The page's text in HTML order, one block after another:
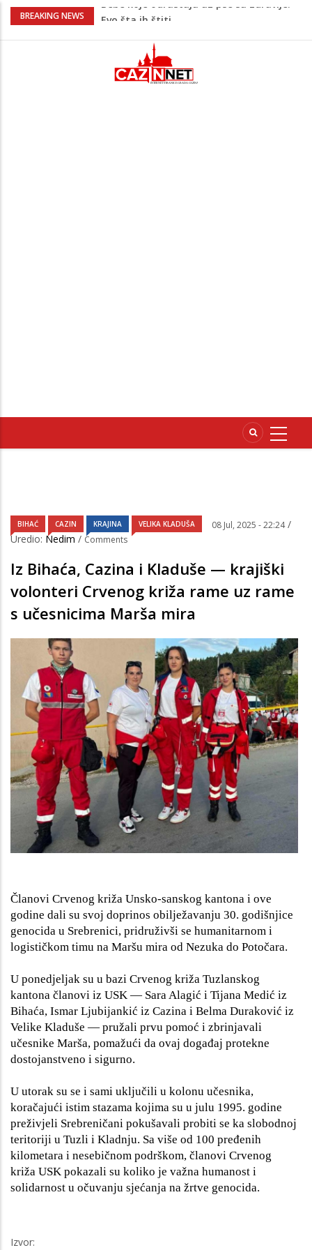
BREAKING NEWS
Krenuo u BiH sa 20 kilograma droge:
Juventus igra protiv Intera, Spaleti
razočarao navijače iz BiH
Užas: Uhapšen Italijan (45) kako
BIHAĆ CAZIN KRAJINA VELIKA KLADUŠA 08 Jul, 2025 - 22:24 /
Uredio: Nedim / Comments
Iz Bihaća, Cazina i Kladuše — krajiški
volonteri Crvenog križa rame uz rame
s učesnicima Marša mira
Članovi Crvenog križa Unsko-sanskog kantona i ove
godine dali su svoj doprinos obilježavanju 30. godišnjice
genocida u Srebrenici, pridruživši se humanitarnom i
logističkom timu na Maršu mira od Nezuka do Potočara.
U ponedjeljak su u bazi Crvenog križa Tuzlanskog
kantona članovi iz USK — Sara Alagić i Tijana Medić iz
Bihaća, Ismar Ljubijankić iz Cazina i Belma Duraković iz
Velike Kladuše — pružali prvu pomoć i zbrinjavali
učesnike Marša, pomažući da ovaj događaj protekne
dostojanstveno i sigurno.
U utorak su se i sami uključili u kolonu učesnika,
koračajući istim stazama kojima su u julu 1995. godine
preživjeli Srebreničani pokušavali probiti se ka slobodnoj
teritoriji u Tuzli i Kladnju. Sa više od 100 pređenih
kilometara i nesebičnom podrškom, članovi Crvenog
križa USK pokazali su koliko je važna humanost i
solidarnost u očuvanju sjećanja na žrtve genocida.
Izvor: